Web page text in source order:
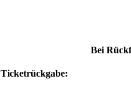
Bei
Ticketrückgabe: